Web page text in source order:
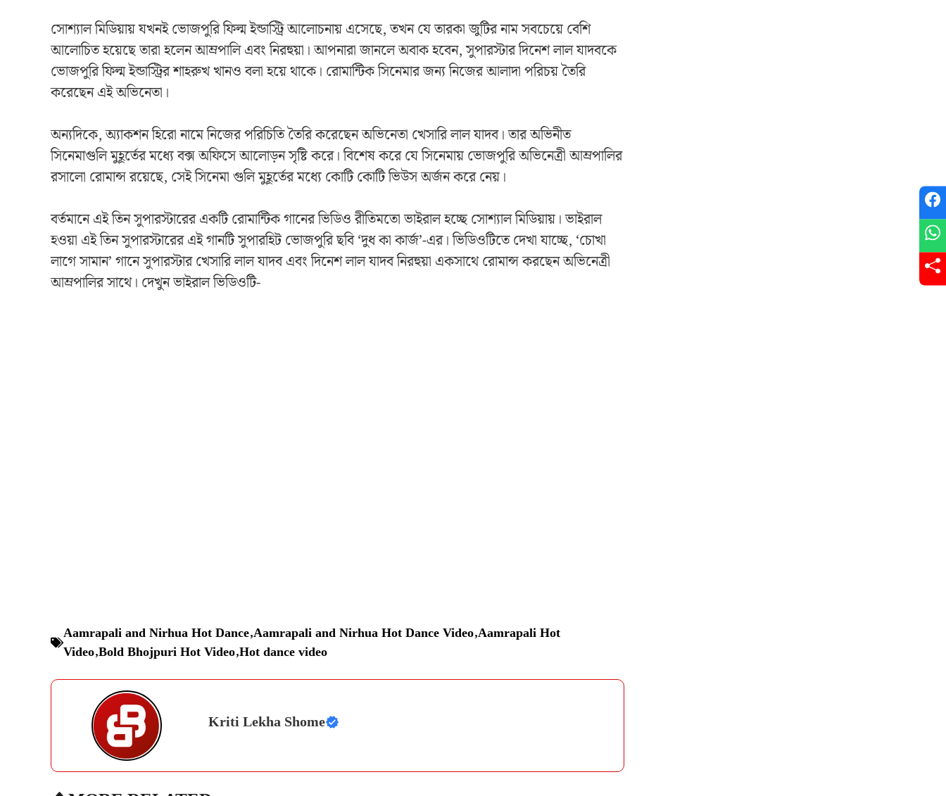
সোশ্যাল মিডিয়ায় যখনই ভোজপুরি ফিল্ম ইন্ডাস্ট্রি আলোচনায় এসেছে, তখন যে তারকা জুটির নাম সবচেয়ে বেশি
আলোচিত হয়েছে তারা হলেন আম্রপালি এবং নিরহুয়া। আপনারা জানলে অবাক হবেন, সুপারস্টার দিনেশ লাল যাদবকে
ভোজপুরি ফিল্ম ইন্ডাস্ট্রির শাহরুখ খানও বলা হয়ে থাকে। রোমান্টিক সিনেমার জন্য নিজের আলাদা পরিচয় তৈরি
করেছেন এই অভিনেতা।
অন্যদিকে, অ্যাকশন হিরো নামে নিজের পরিচিতি তৈরি করেছেন অভিনেতা খেসারি লাল যাদব। তার অভিনীত
সিনেমাগুলি মুহূর্তের মধ্যে বক্স অফিসে আলোড়ন সৃষ্টি করে। বিশেষ করে যে সিনেমায় ভোজপুরি অভিনেত্রী আম্রপালির
রসালো রোমান্স রয়েছে, সেই সিনেমা গুলি মুহূর্তের মধ্যে কোটি কোটি ভিউস অর্জন করে নেয়।
বর্তমানে এই তিন সুপারস্টারের একটি রোমান্টিক গানের ভিডিও রীতিমতো ভাইরাল হচ্ছে সোশ্যাল মিডিয়ায়। ভাইরাল
হওয়া এই তিন সুপারস্টারের এই গানটি সুপারহিট ভোজপুরি ছবি ‘দুধ কা কার্জ’-এর। ভিডিওটিতে দেখা যাচ্ছে, ‘চোখা
লাগে সামান’ গানে সুপারস্টার খেসারি লাল যাদব এবং দিনেশ লাল যাদব নিরহুয়া একসাথে রোমান্স করছেন অভিনেত্রী
আম্রপালির সাথে। দেখুন ভাইরাল ভিডিওটি-
Aamrapali and Nirhua Hot Dance,Aamrapali and Nirhua Hot Dance Video,Aamrapali Hot
Video,Bold Bhojpuri Hot Video,Hot dance video
Kriti Lekha Shome